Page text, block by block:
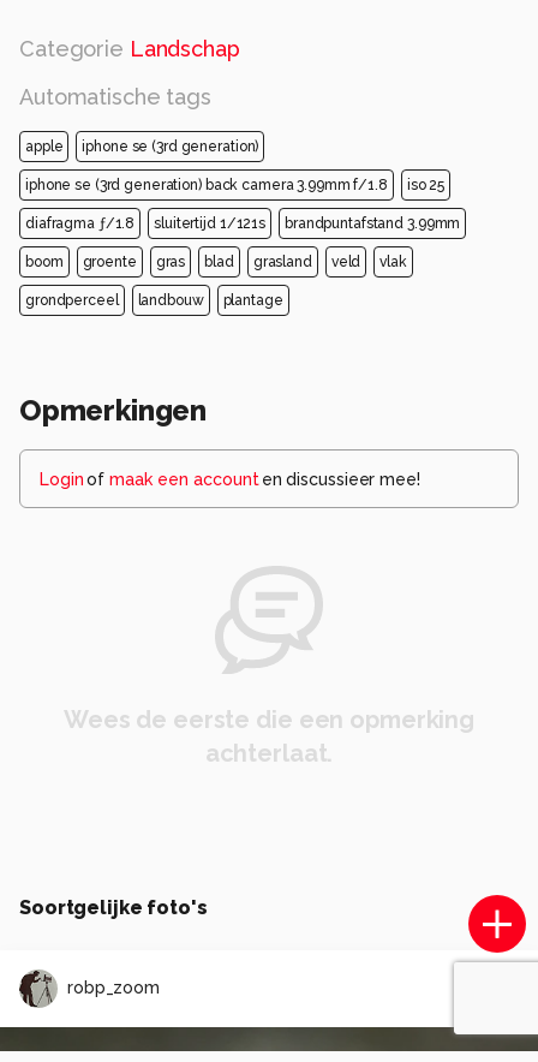
Categorie Landschap
Automatische tags
apple iphone se (3rd generation)
iphone se (3rd generation) back camera 3.99mm f/1.8 iso 25
diafragma ƒ/1.8 sluitertijd 1/121s brandpuntafstand 3.99mm
boom groente gras blad grasland veld vlak
grondperceel landbouw plantage
Opmerkingen
Loginof maak een account en discussieer mee!
Wees de eerste die een opmerking
achterlaat.
Soortgelijke foto's
robp_zoom